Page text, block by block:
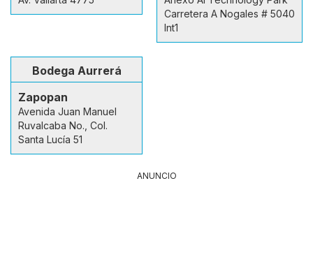
Carretera A Nogales # 5040
Int1
Bodega Aurrerá
Zapopan
Avenida Juan Manuel
Ruvalcaba No., Col.
Santa Lucía 51
ANUNCIO